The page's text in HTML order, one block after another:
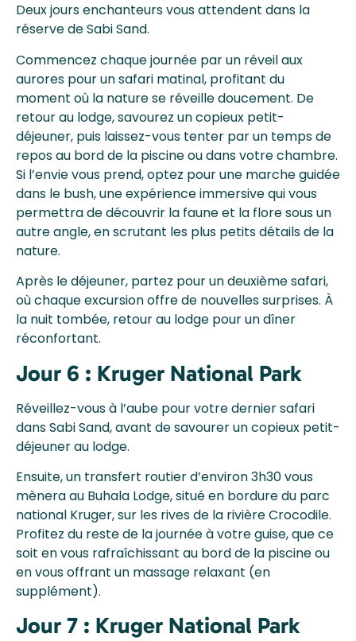
Deux jours enchanteurs vous attendent dans la
réserve de Sabi Sand.
Commencez chaque journée par un réveil aux
aurores pour un safari matinal, profitant du
moment où la nature se réveille doucement. De
retour au lodge, savourez un copieux petit-
déjeuner, puis laissez-vous tenter par un temps de
repos au bord de la piscine ou dans votre chambre.
Si l’envie vous prend, optez pour une marche guidée
dans le bush, une expérience immersive qui vous
permettra de découvrir la faune et la flore sous un
autre angle, en scrutant les plus petits détails de la
nature.
Après le déjeuner, partez pour un deuxième safari,
où chaque excursion offre de nouvelles surprises. À
la nuit tombée, retour au lodge pour un dîner
réconfortant.
Jour 6 : Kruger National Park
Réveillez-vous à l’aube pour votre dernier safari
dans Sabi Sand, avant de savourer un copieux petit-
déjeuner au lodge.
Ensuite, un transfert routier d’environ 3h30 vous
mènera au Buhala Lodge, situé en bordure du parc
national Kruger, sur les rives de la rivière Crocodile.
Profitez du reste de la journée à votre guise, que ce
soit en vous rafraîchissant au bord de la piscine ou
en vous offrant un massage relaxant (en
supplément).
Jour 7 : Kruger National Park